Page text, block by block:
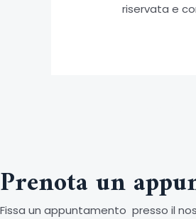
riservata e
Prenota un
Fissa un appuntamento presso il